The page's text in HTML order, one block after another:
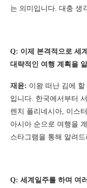
는 의미입니다. 대충 생
Q: 이제 본격적으로 세
대략적인 여행 계획을
재윤: 이왕 떠난 김에
입니다. 한국에서부터
렌치 폴리네시아, 이스
아시아 순으로 여행을
스타그램을 통해 알려드
Q: 세계일주를 하며 여